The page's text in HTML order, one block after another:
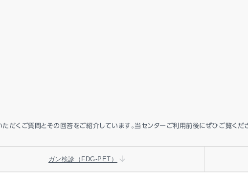
ただくご質問とその回答をご紹介しています。当センターご利用前後にぜひご覧くださ
ガン検診（FDG-PET）